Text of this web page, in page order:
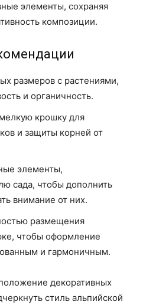
элементы, сохраняя
композиции.
размеров с растениями,
и органичность.
крошку для
и защиты корней от
элементы,
сада, чтобы дополнить
внимание от них.
размещения
чтобы оформление
и гармоничным.
декоративных
стиль альпийской